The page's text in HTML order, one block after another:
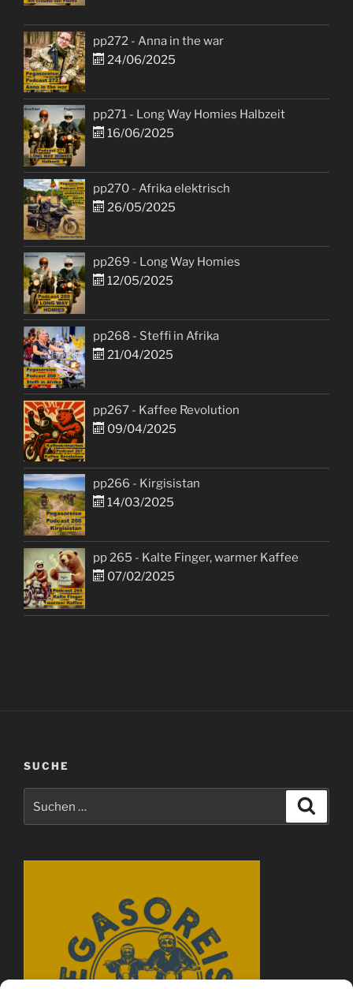
pp272 - Anna in the war
24/06/2025
pp271 - Long Way Homies Halbzeit
16/06/2025
pp270 - Afrika elektrisch
26/05/2025
pp269 - Long Way Homies
12/05/2025
pp268 - Steffi in Afrika
21/04/2025
pp267 - Kaffee Revolution
09/04/2025
pp266 - Kirgisistan
14/03/2025
pp 265 - Kalte Finger, warmer Kaffee
07/02/2025
SUCHE
nach: